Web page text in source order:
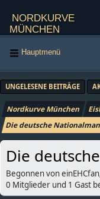
Nordkurve
München
Hauptmenü
UNGELESENE BEITRÄGE
Nordkurve München
Die deutsche
Die
Begonnen von
0 Mitglieder und 1 Gast